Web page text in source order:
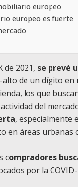
europeo
europeo es fuerte
de 2021, se prevé
de un dígito en
los que
del
, especialmente
en áreas urbanas
compradores
por la COVID-